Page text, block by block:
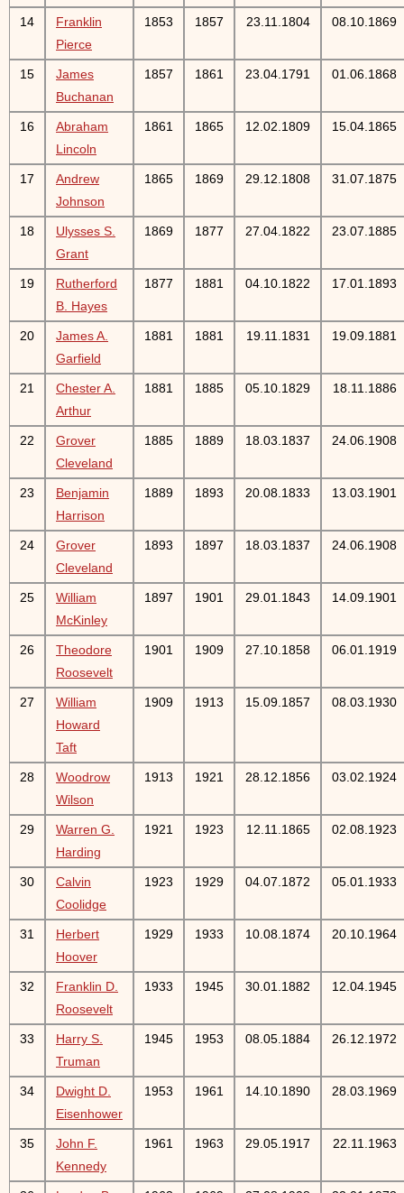
14
Franklin
Pierce
1853 1857 23.11.1804 08.10.1869
15
James
Buchanan
1857 1861 23.04.1791 01.06.1868
16
Abraham
Lincoln
1861 1865 12.02.1809 15.04.1865
17
Andrew
Johnson
1865 1869 29.12.1808 31.07.1875
18
Ulysses S.
Grant
1869 1877 27.04.1822 23.07.1885
19
Rutherford
B. Hayes
1877 1881 04.10.1822 17.01.1893
20
James A.
Garfield
1881 1881 19.11.1831 19.09.1881
21
Chester A.
Arthur
1881 1885 05.10.1829 18.11.1886
22
Grover
Cleveland
1885 1889 18.03.1837 24.06.1908
23
Benjamin
Harrison
1889 1893 20.08.1833 13.03.1901
24
Grover
Cleveland
1893 1897 18.03.1837 24.06.1908
25
William
McKinley
1897 1901 29.01.1843 14.09.1901
26
Theodore
Roosevelt
1901 1909 27.10.1858 06.01.1919
27
William
Howard
Taft
1909 1913 15.09.1857 08.03.1930
28
Woodrow
Wilson
1913 1921 28.12.1856 03.02.1924
29
Warren G.
Harding
1921 1923 12.11.1865 02.08.1923
30
Calvin
Coolidge
1923 1929 04.07.1872 05.01.1933
31
Herbert
Hoover
1929 1933 10.08.1874 20.10.1964
32
Franklin D.
Roosevelt
1933 1945 30.01.1882 12.04.1945
33
Harry S.
Truman
1945 1953 08.05.1884 26.12.1972
34
Dwight D.
Eisenhower
1953 1961 14.10.1890 28.03.1969
35
John F.
Kennedy
1961 1963 29.05.1917 22.11.1963